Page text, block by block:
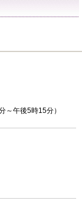
～午後5時15分）